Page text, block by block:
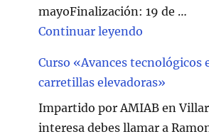
mayoFinalización: 19 de …
Continuar leyendo
Curso «Avances tecnológicos
carretillas elevadoras»
Impartido por AMIAB en
interesa debes llamar a